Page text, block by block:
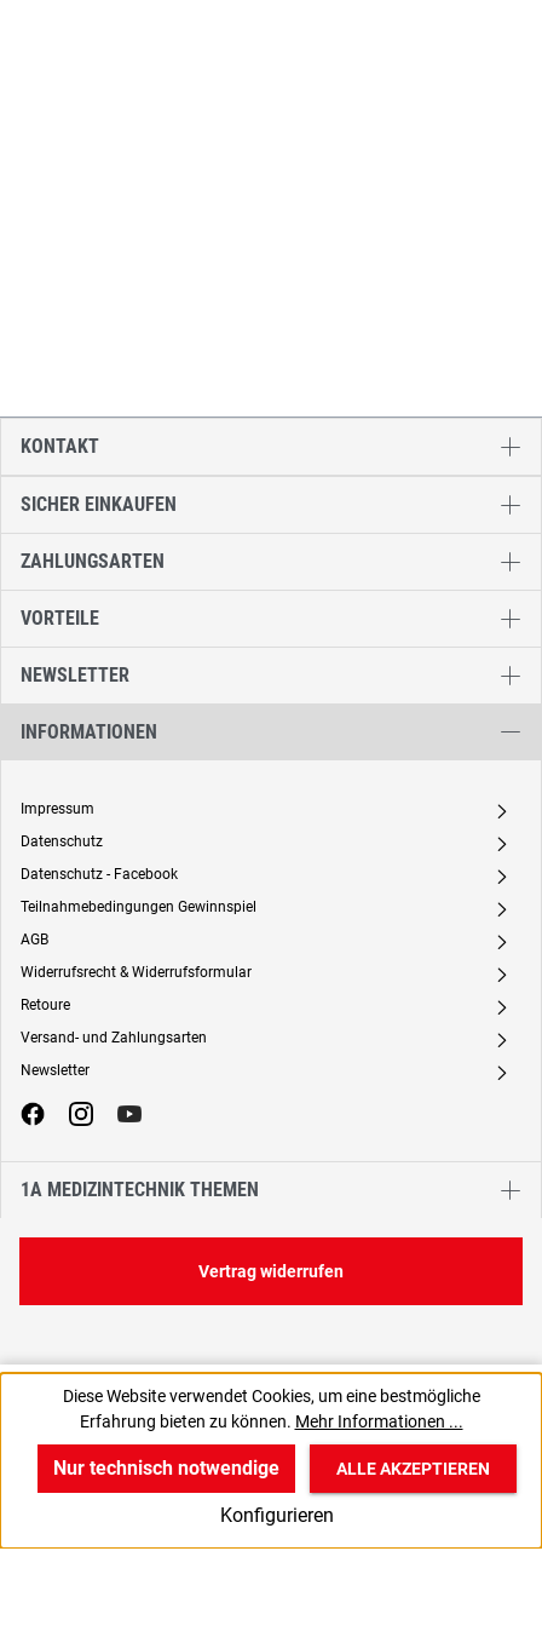
8,90 €
8,90 € / 1 Stück
SICHER EINKAUFEN
ZAHLUNGSARTEN
VORTEILE
NEWSLETTER
INFORMATIONEN
Impressum A
Datenschutz A
Datenschutz - Facebook A
Teilnahmebedingungen Gewinnspiel A
AGB A
Widerrufsrecht & Widerrufsformular A
Retoure A
Versand- und Zahlungsarten A
Newsletter A
1A MEDIZINTECHNIK THEMEN
KONTAKT
Vertrag widerrufen
Diese Website verwendet Cookies, um eine bestmögliche
Erfahrung bieten zu können. Mehr Informationen ...
Nur technisch notwendige
Konfigurieren
ALLE AKZEPTIEREN
v
Produkte
B